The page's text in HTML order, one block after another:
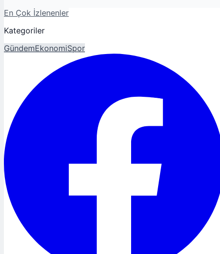
En Çok İzlenenler
Kategoriler
GündemEkonomiSpor